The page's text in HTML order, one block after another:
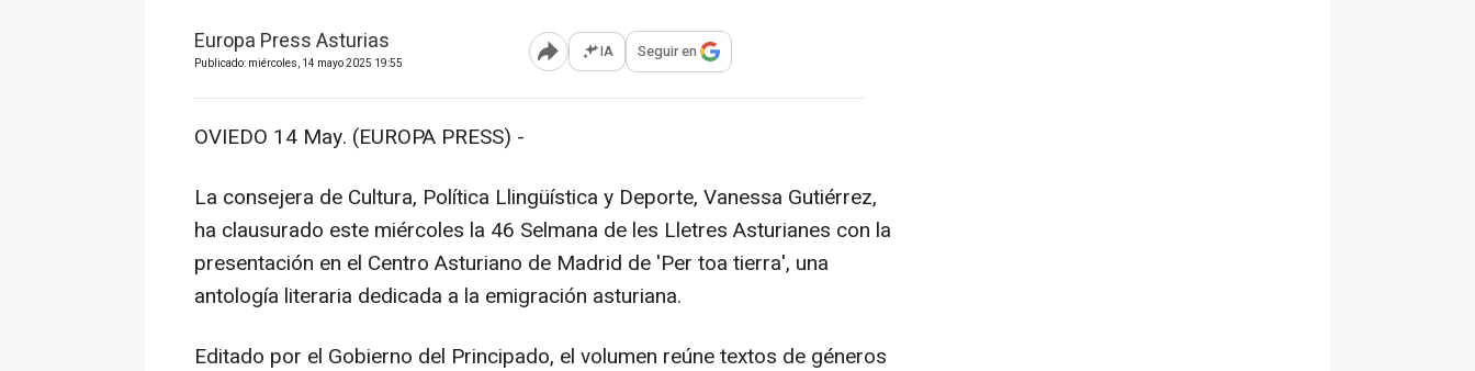
Europa Press Asturias
Publicado: miércoles, 14 mayo 2025 19:55 Abrir opciones para compartir
IA Seguir en
OVIEDO 14 May. (EUROPA PRESS) -
La consejera de Cultura, Política Llingüística y Deporte, Vanessa Gutiérrez,
ha clausurado este miércoles la 46 Selmana de les Lletres Asturianes con la
presentación en el Centro Asturiano de Madrid de 'Per toa tierra', una
antología literaria dedicada a la emigración asturiana.
Editado por el Gobierno del Principado, el volumen reúne textos de géneros